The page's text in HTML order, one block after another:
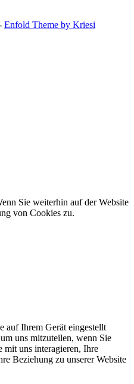
Enfold Theme by Kriesi
Sie weiterhin auf der Website
von Cookies zu.
auf Ihrem Gerät eingestellt
uns mitzuteilen, wenn Sie
mit uns interagieren, Ihre
Beziehung zu unserer Website